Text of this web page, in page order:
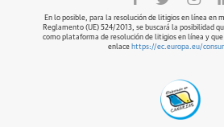
En lo posible, para la resolución de litigios en línea en
Reglamento (UE) 524/2013, se buscará la posibilidad
como plataforma de resolución de litigios en línea y
enlace https://ec.europa.eu/